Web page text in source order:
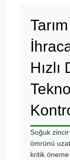
Soğuk
ömrünü
kritik